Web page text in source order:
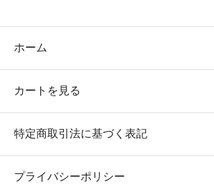
ホーム
カートを見る
特定商取引法に基づく表記
プライバシーポリシー